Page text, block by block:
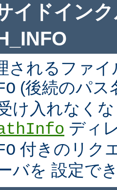
イドイン
されるファ
(後続のパス
け入れなく
ディ
付きのリク
バを 設定で